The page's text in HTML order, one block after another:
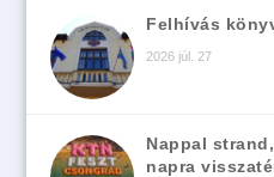
Felhívás
2026 júl. 27
Nappal
napra